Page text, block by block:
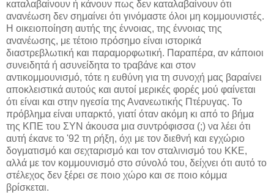
καταλαβαίνουν ή κάνουν πως δεν καταλαβαίνουν ότι
ανανέωση δεν σημαίνει ότι γινόμαστε όλοι μη κομμουνιστές.
Η οικειοποίηση αυτής της έννοιας, της έννοιας της
ανανέωσης, με τέτοιο πρόσημο είναι ιστορικά
διαστρεβλωτική και παραμορφωτική. Παραπέρα, αν κάποιοι
συνειδητά ή ασυνείδητα το τραβάνε και στον
αντικομμουνισμό, τότε η ευθύνη για τη συνοχή μας βαραίνει
αποκλειστικά αυτούς και αυτοί μερικές φορές μού φαίνεται
ότι είναι και στην ηγεσία της Ανανεωτικής Πτέρυγας. Το
πρόβλημα είναι υπαρκτό, γιατί όταν ακόμη κι από το βήμα
της ΚΠΕ του ΣΥΝ άκουσα μια συντρόφισσα (;) να λέει ότι
αυτή έκανε το '92 τη ρήξη, όχι με τον διεθνή και εγχώριο
δογματισμό και σεχταρισμό και τον σταλινισμό του ΚΚΕ,
αλλά με τον κομμουνισμό στο σύνολό του, δείχνει ότι αυτό το
στέλεχος δεν ξέρει σε ποιο χώρο και σε ποιο κόμμα
βρίσκεται.